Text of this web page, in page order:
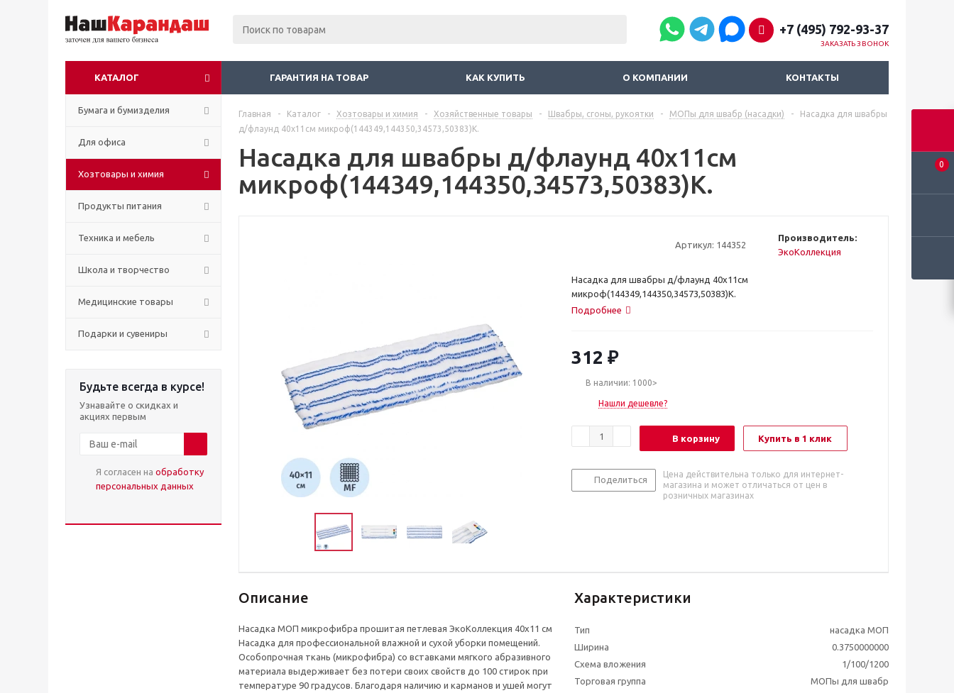
0
+7 (495) 792-93-37
ЗАКАЗАТЬ ЗВОНОК
КАТАЛОГ ГАРАНТИЯ НА ТОВАР КАК КУПИТЬ О КОМПАНИИ КОНТАКТЫ
Бумага и бумизделия
Для офиса
Хозтовары и химия
Продукты питания
Техника и мебель
Школа и творчество
Медицинские товары
Подарки и сувениры
Будьте всегда в курсе!
Узнавайте о скидках и
акциях первым
Я согласен на обработку
персональных данных
Главная - Каталог - Хозтовары и химия - Хозяйственные товары - Швабры, сгоны, рукоятки - МОПы для швабр (насадки) -
Насадка для швабры
д/флаунд 40х11см микроф(144349,144350,34573,50383)К.
Насадка для швабры д/флаунд 40х11см
микроф(144349,144350,34573,50383)К.
Артикул: 144352
Производитель:
ЭкоКоллекция
Насадка для швабры д/флаунд 40х11см
микроф(144349,144350,34573,50383)К.
Подробнее
312 ₽
В наличии: 1000>
Нашли дешевле?
В корзину Купить в 1 клик
Поделиться
Цена действительна только для интернет-
магазина и может отличаться от цен в
розничных магазинах
Описание
Насадка МОП микрофибра прошитая петлевая ЭкоКоллекция 40x11 см
Насадка для профессиональной влажной и сухой уборки помещений.
Особопрочная ткань (микрофибра) со вставками мягкого абразивного
материала выдерживает без потери своих свойств до 100 стирок при
температуре 90 градусов. Благодаря наличию и карманов и ушей могут
Характеристики
Тип
насадка МОП
Ширина
0.3750000000
Схема вложения
1/100/1200
Торговая группа
МОПы для швабр